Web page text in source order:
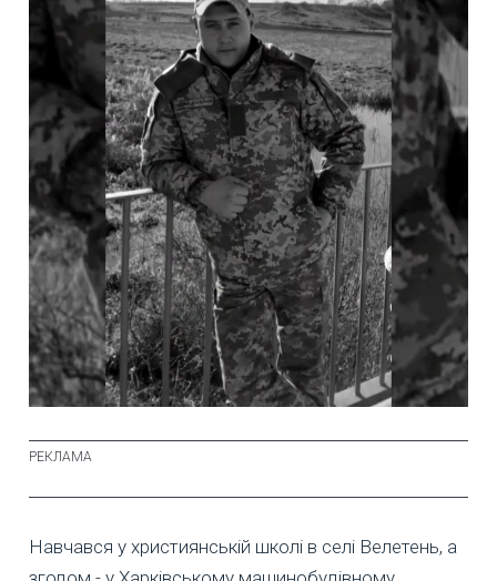
Навчався у християнській школі в селі Велетень, а